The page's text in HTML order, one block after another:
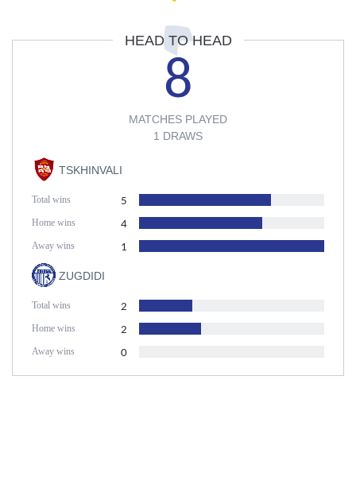
HEAD TO HEAD
TSKHINVALI
Total wins 5
Home wins 4
Away wins 1
ZUGDIDI
Total wins 2
Home wins 2
Away wins 0
8
MATCHES PLAYED
1 DRAWS